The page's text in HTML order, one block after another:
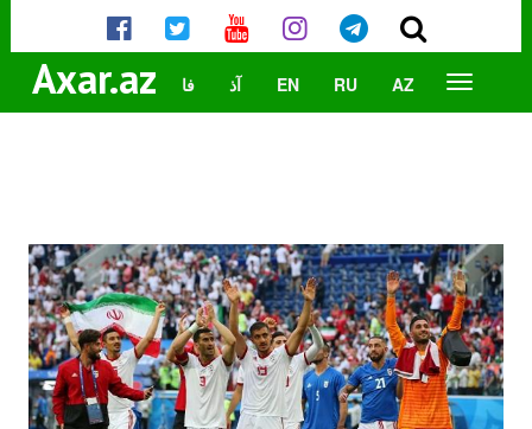
Axar.az AZ
RU
EN آذ فا